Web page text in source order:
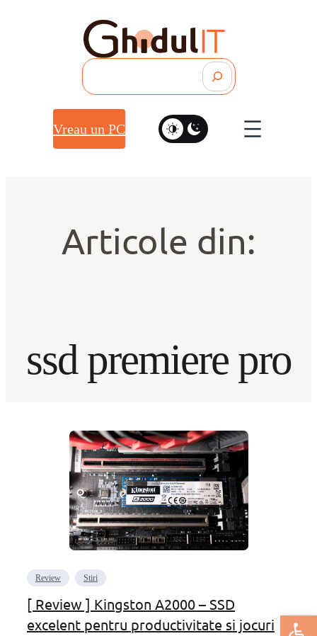
Deschide
Vreau un PC
Articole din:
ssd premiere pro
Review Stiri
[ Review ] Kingston A2000 – SSD
excelent pentru productivitate si jocuri